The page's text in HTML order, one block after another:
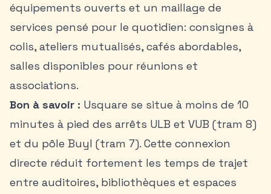
équipements ouverts et un maillage de
services pensé pour le quotidien: consignes à
colis, ateliers mutualisés, cafés abordables,
salles disponibles pour réunions et
associations.
Bon à savoir : Usquare se situe à moins de 10
minutes à pied des arrêts ULB et VUB (tram 8)
et du pôle Buyl (tram 7). Cette connexion
directe réduit fortement les temps de trajet
entre auditoires, bibliothèques et espaces